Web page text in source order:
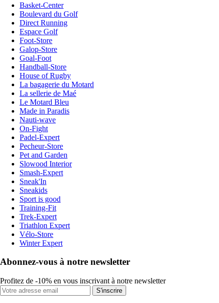
Basket-Center
Boulevard du Golf
Direct Running
Espace Golf
Foot-Store
Galop-Store
Goal-Foot
Handball-Store
House of Rugby
La bagagerie du Motard
La sellerie de Maé
Le Motard Bleu
Made in Paradis
Nauti-wave
On-Fight
Padel-Expert
Pecheur-Store
Pet and Garden
Slowood Interior
Smash-Expert
Sneak'In
Sneakids
Sport is good
Training-Fit
Trek-Expert
Triathlon Expert
Vélo-Store
Winter Expert
Abonnez-vous à notre newsletter
Profitez de -10% en vous inscrivant à notre newsletter
S'inscrire